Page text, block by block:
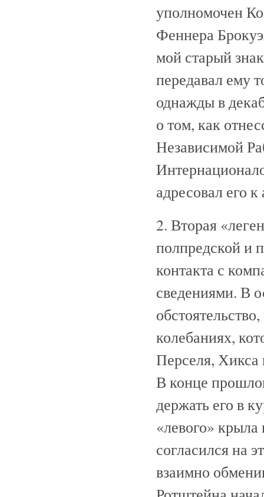
уполномочен
Феннера
мой старый
передавал ему
однажды в
о том, как
Независимой
адресовал его
2. Вторая
полпредской и
контакта с
сведениями. В
колебаниях,
Перселя, Хикса
В конце
держать его в
«левого»
согласился на
взаимно